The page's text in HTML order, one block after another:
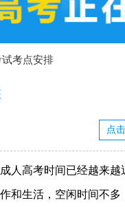
考点安排
人高考时间已经越来
和生活，空闲时间不